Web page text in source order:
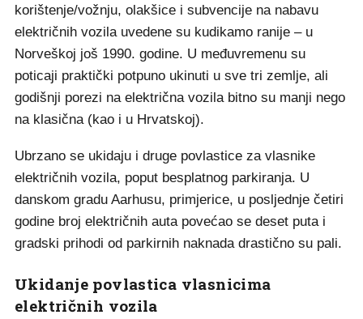
korištenje/vožnju, olakšice i subvencije na nabavu
električnih vozila uvedene su kudikamo ranije – u
Norveškoj još 1990. godine. U međuvremenu su
poticaji praktički potpuno ukinuti u sve tri zemlje, ali
godišnji porezi na električna vozila bitno su manji nego
na klasična (kao i u Hrvatskoj).
Ubrzano se ukidaju i druge povlastice za vlasnike
električnih vozila, poput besplatnog parkiranja. U
danskom gradu Aarhusu, primjerice, u posljednje četiri
godine broj električnih auta povećao se deset puta i
gradski prihodi od parkirnih naknada drastično su pali.
Ukidanje povlastica vlasnicima
električnih vozila